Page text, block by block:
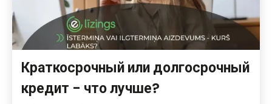
Краткосрочный или долгосрочный
кредит - что лучше?